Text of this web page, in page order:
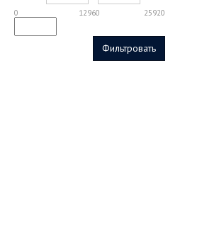
0 12960 25920